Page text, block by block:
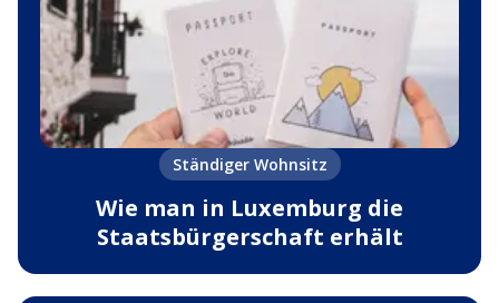
Ständiger Wohnsitz
Wie man in Luxemburg die
Staatsbürgerschaft erhält